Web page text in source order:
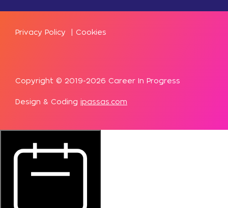
Copyright © 2019-2026 Career In Progress
Design & Coding ipassas.com
Privacy Policy Cookies